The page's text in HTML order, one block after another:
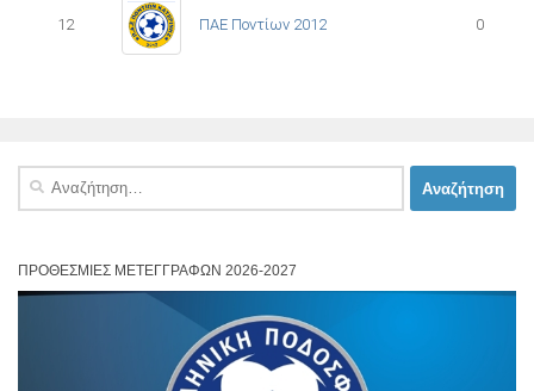
12 ΠΑΕ Ποντίων 2012 0
Αναζήτηση
ΠΡΟΘΕΣΜΊΕΣ ΜΕΤΕΓΓΡΑΦΏΝ 2026-2027